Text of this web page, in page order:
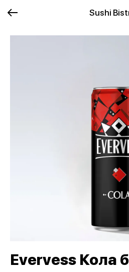
Sushi
Evervess Кола